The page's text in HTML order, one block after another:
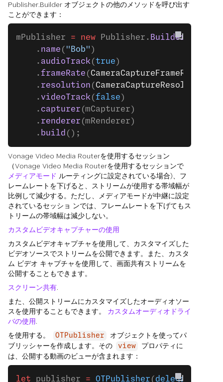
Publisher.Builder オブジェクトの他のメソッドを呼び出す
ことができます：
mPublisher = new Publisher. Builder
    .
name ( "Bob" )
    .
audioTrack (true )
    .
frameRate ( CameraCaptureFrameRate
    .
resolution ( CameraCaptureResolution
    .
videoTrack (false )
    .
capturer (mCapturer)
    .
renderer (mRenderer)
    .
build ();
Vonage Video Media Routerを使用するセッション
（Vonage Video Media Routerを使用するセッションで
メディアモード ルーティングに設定されている場合)、フ
レームレートを下げると、ストリームが使用する帯域幅が
比例して減少する。ただし、メディアモードが中継に設定
されているセッショ ンでは、フレームレートを下げてもス
トリームの帯域幅は減少しない。
カスタムビデオキャプチャーの使用
カスタムビデオキャプチャを使用して、カスタマイズした
ビデオソースでストリームを公開できます。また、カスタ
ム ビデオ キャプチャを使用して、画面共有ストリームを
公開することもできます。
スクリーン共有.
また、公開ストリームにカスタマイズしたオーディオソー
スを使用することもできます。 カスタムオーディオドライ
バの使用.
を使用する。
OTPublisher
オブジェクトを使ってパ
ブリッシャーを作成します。その
view
プロパティに
は、公開する動画のビューが含まれます：
let publisher = OTPublisher ( delegate